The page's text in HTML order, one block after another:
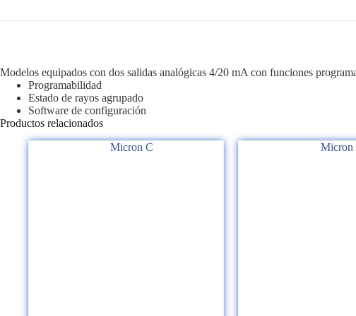
Modelos equipados con dos salidas analógicas 4/20 mA con funciones
Programabilidad
Estado de rayos agrupado
Software de configuración
Productos relacionados